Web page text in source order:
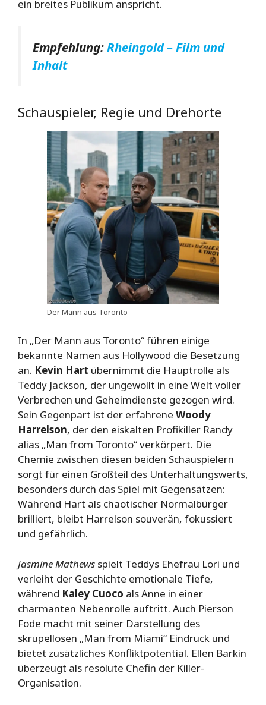
ein breites Publikum anspricht.
Empfehlung:Rheingold – Film und
Inhalt
Schauspieler, Regie und Drehorte
Der Mann aus Toronto
In „Der Mann aus Toronto“ führen einige
bekannte Namen aus Hollywood die Besetzung
an. Kevin Hart übernimmt die Hauptrolle als
Teddy Jackson, der ungewollt in eine Welt voller
Verbrechen und Geheimdienste gezogen wird.
Sein Gegenpart ist der erfahrene Woody
Harrelson, der den eiskalten Profikiller Randy
alias „Man from Toronto“ verkörpert. Die
Chemie zwischen diesen beiden Schauspielern
sorgt für einen Großteil des Unterhaltungswerts,
besonders durch das Spiel mit Gegensätzen:
Während Hart als chaotischer Normalbürger
brilliert, bleibt Harrelson souverän, fokussiert
und gefährlich.
Jasmine Mathews spielt Teddys Ehefrau Lori und
verleiht der Geschichte emotionale Tiefe,
während Kaley Cuoco als Anne in einer
charmanten Nebenrolle auftritt. Auch Pierson
Fode macht mit seiner Darstellung des
skrupellosen „Man from Miami“ Eindruck und
bietet zusätzliches Konfliktpotential. Ellen Barkin
überzeugt als resolute Chefin der Killer-
Organisation.